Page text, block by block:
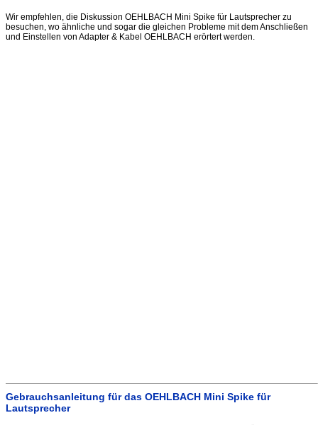
Wir empfehlen, die Diskussion OEHLBACH Mini Spike für Lautsprecher zu
besuchen, wo ähnliche und sogar die gleichen Probleme mit dem Anschließen
und Einstellen von Adapter & Kabel OEHLBACH erörtert werden.
Gebrauchsanleitung für das OEHLBACH Mini Spike für
Lautsprecher